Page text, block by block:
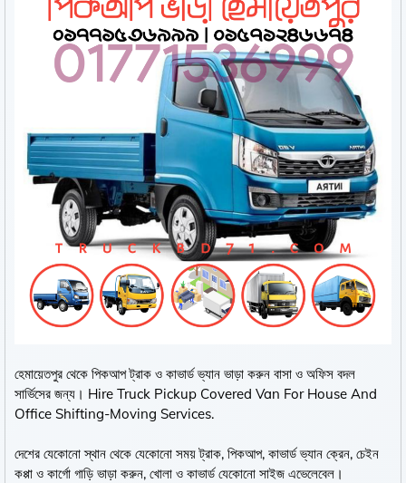
হেমায়েতপুর থেকে পিকআপ ট্রাক ও কাভার্ড ভ্যান ভাড়া করুন বাসা ও অফিস বদল
সার্ভিসের জন্য। Hire Truck Pickup Covered Van For House And
Office Shifting-Moving Services.
দেশের যেকোনো স্থান থেকে যেকোনো সময় ট্রাক, পিকআপ, কাভার্ড ভ্যান ক্রেন, চেইন
কপ্পা ও কার্গো গাড়ি ভাড়া করুন, খোলা ও কাভার্ড যেকোনো সাইজ এভেলেবেল।